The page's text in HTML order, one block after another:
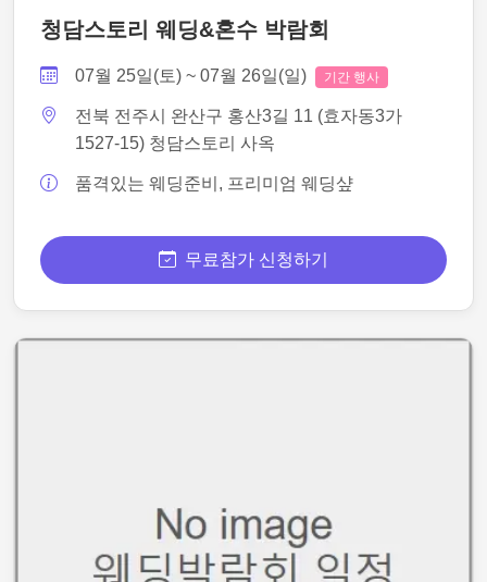
청담스토리 웨딩&혼수 박람회
07월 25일(토) ~ 07월 26일(일) 기간 행사
전북 전주시 완산구 홍산3길 11 (효자동3가
1527-15) 청담스토리 사옥
품격있는 웨딩준비, 프리미엄 웨딩샾
무료참가 신청하기